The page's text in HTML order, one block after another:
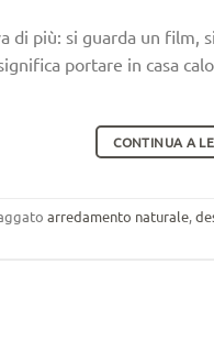
di più: si guarda un film,
portare in casa
CONTINUA A
arredamento naturale,